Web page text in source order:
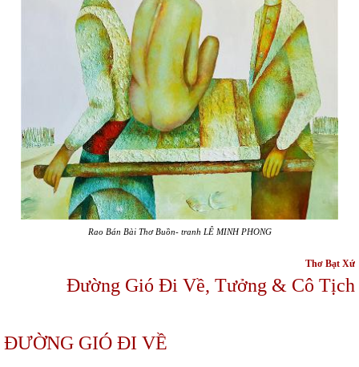
Rao Bán Bài Thơ Buồn- tranh LÊ MINH PHONG
Thơ Bạt Xứ
Đường Gió Đi Về, Tưởng & Cô Tịch
ĐƯỜNG GIÓ ĐI VỀ